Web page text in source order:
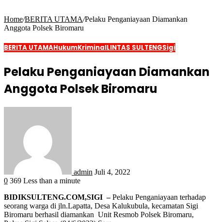
Home/BERITA UTAMA/Pelaku Penganiayaan Diamankan
Anggota Polsek Biromaru
BERITA UTAMAHukumKriminalLINTAS SULTENGSigi
Pelaku Penganiayaan Diamankan
Anggota Polsek Biromaru
admin Juli 4, 2022
0 369 Less than a minute
BIDIKSULTENG.COM,SIGI –Pelaku Penganiayaan terhadap
seorang warga di jln.Lapatta, Desa Kalukubula, kecamatan Sigi
Biromaru berhasil diamankan Unit Resmob Polsek Biromaru,